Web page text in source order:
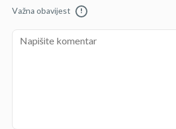
Važna obavijest !